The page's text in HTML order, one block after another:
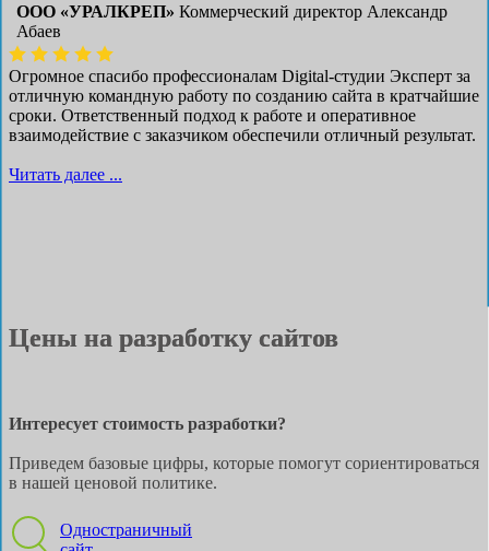
ООО «УРАЛКРЕП» Коммерческий директор Александр
Абаев
Огромное спасибо профессионалам Digital-студии Эксперт за
отличную командную работу по созданию сайта в кратчайшие
сроки. Ответственный подход к работе и оперативное
взаимодействие с заказчиком обеспечили отличный результат.
Читать далее ...
Цены на разработку сайтов
Интересует стоимость разработки?
Приведем базовые цифры, которые помогут сориентироваться
в нашей ценовой политике.
Одностраничный